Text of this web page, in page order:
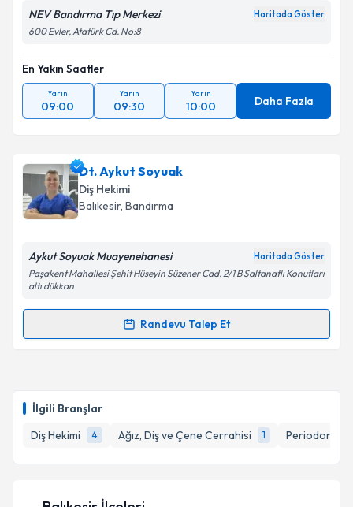
İlgili Branşlar
Diş Hekimi
4 Ağız, Diş ve Çene Cerrahisi 1
NEV Bandırma Tıp Merkezi Haritada Göster
600 Evler, Atatürk Cd. No:8
En Yakın Saatler
Yarın
09:00
Yarın
09:30
Yarın
10:00 Daha Fazla
Dt. Aykut Soyuak
Diş Hekimi
Balıkesir, Bandırma
Aykut Soyuak Muayenehanesi Haritada Göster
Paşakent Mahallesi Şehit Hüseyin Süzener Cad. 2/1 B Saltanatlı Konutları
altı dükkan
Randevu Talep Et
Randevu Takvimi Talebi
takvim hazırlandığında e-posta ile bilgilendireceğiz.
E-posta Adresiniz